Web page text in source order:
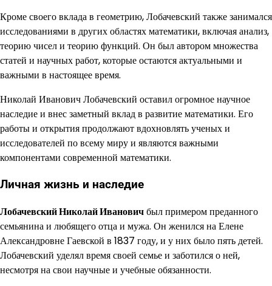
Кроме своего вклада в геометрию, Лобачевский также занимался
исследованиями в других областях математики, включая анализ,
теорию чисел и теорию функций. Он был автором множества
статей и научных работ, которые остаются актуальными и
важными в настоящее время.
Николай Иванович Лобачевский оставил огромное научное
наследие и внес заметный вклад в развитие математики. Его
работы и открытия продолжают вдохновлять ученых и
исследователей по всему миру и являются важными
компонентами современной математики.
Личная жизнь и наследие
Лобачевский Николай Ивановичбыл примером преданного
семьянина и любящего отца и мужа. Он женился на Елене
Александровне Гаевской в 1837 году, и у них было пять детей.
Лобачевский уделял время своей семье и заботился о ней,
несмотря на свои научные и учебные обязанности.